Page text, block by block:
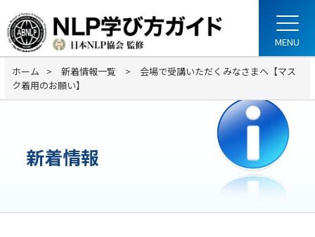
ホーム 新着情報一覧
会場で受講いただくみなさまへ【マス
ク着用のお願い】
新着情報